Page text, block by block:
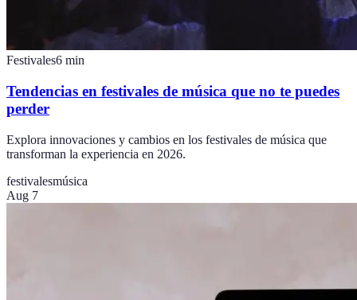
Festivales6 min
Tendencias en festivales de música que no te puedes
perder
Explora innovaciones y cambios en los festivales de música que
transforman la experiencia en 2026.
festivalesmúsica
Aug 7